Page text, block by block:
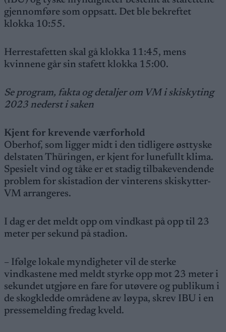
gjennomføre som oppsatt. Det ble bekreftet
klokka 10:55.
Herrestafetten skal gå klokka 11:45, mens
kvinnene går sin stafett klokka 15:00.
Se program, fakta og detaljer om VM i skiskyting
2023 nederst i saken
Kjent for krevende værforhold
Oberhof, som ligger midt i den tidligere østtyske
delstaten Thüringen, er kjent for lunefullt klima.
Spesielt vind og tåke er et stadig tilbakevendende
problem for skistadion der vinterens skiskytter-
VM arrangeres.
I dag er det meldt opp om vindkast på opp til 23
meter per sekund på stadion.
– Ifølge lokale myndigheter vil de sterke
vindkastene med meldt styrke opp mot 23 meter i
sekundet utgjøre en fare for utøvere og publikum i
de skogkledde områdene av løypa, skrev IBU i en
pressemelding fredag kveld.